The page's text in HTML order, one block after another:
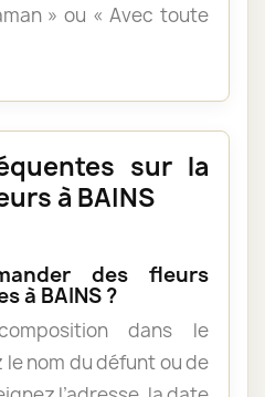
» ou « Avec toute
sur la
à BAINS
des fleurs
à BAINS ?
dans le
nom du défunt ou de